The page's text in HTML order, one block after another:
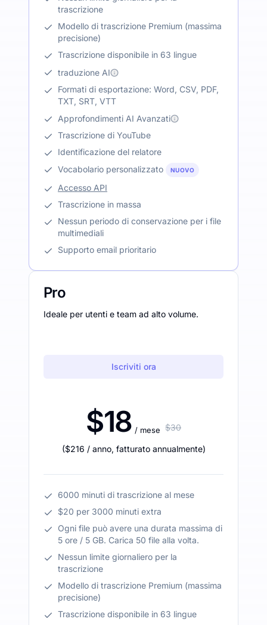
trascrizione
Modello di trascrizione Premium (massima
precisione)
Trascrizione disponibile in 63 lingue
traduzione AI
Formati di esportazione: Word, CSV, PDF,
TXT, SRT, VTT
Approfondimenti AI Avanzati
Trascrizione di YouTube
Identificazione del relatore
Vocabolario personalizzato
NUOVO
Accesso API
Trascrizione in massa
Nessun periodo di conservazione per i file
multimediali
Supporto email prioritario
Pro
Ideale per utenti e team ad alto volume.
Iscriviti ora
$18 / mese $30
($216 / anno, fatturato annualmente)
6000 minuti di trascrizione al mese
$20 per 3000 minuti extra
Ogni file può avere una durata massima di
5 ore / 5 GB. Carica 50 file alla volta.
Nessun limite giornaliero per la
trascrizione
Modello di trascrizione Premium (massima
precisione)
Trascrizione disponibile in 63 lingue